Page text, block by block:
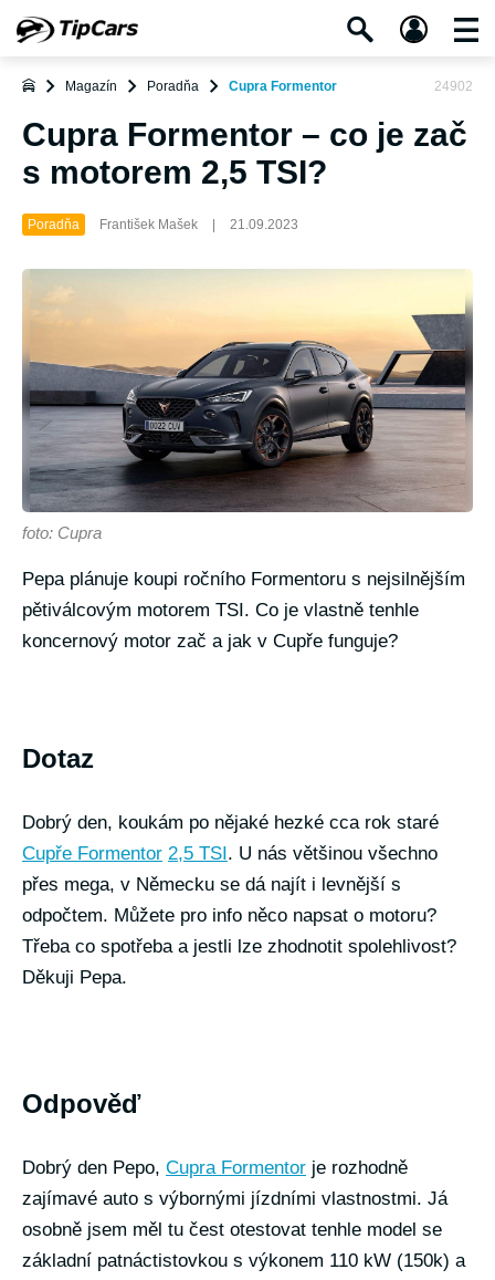
Magazín Poradňa Cupra Formentor 24902
Cupra Formentor – co je zač
s motorem 2,5 TSI?
Poradňa František Mašek 21.09.2023
foto: Cupra
Pepa plánuje koupi ročního Formentoru s nejsilnějším
pětiválcovým motorem TSI. Co je vlastně tenhle
koncernový motor zač a jak v Cupře funguje?
Dotaz
Dobrý den, koukám po nějaké hezké cca rok staré
Cupře Formentor 2,5 TSI. U nás většinou všechno
přes mega, v Německu se dá najít i levnější s
odpočtem. Můžete pro info něco napsat o motoru?
Třeba co spotřeba a jestli lze zhodnotit spolehlivost?
Děkuji Pepa.
Odpověď
Dobrý den Pepo, Cupra Formentor je rozhodně
zajímavé auto s výbornými jízdními vlastnostmi. Já
osobně jsem měl tu čest otestovat tenhle model se
základní patnáctistovkou s výkonem 110 kW (150k) a